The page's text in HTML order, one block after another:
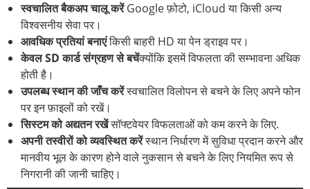
स्वचालित बैकअप चालू करेंGoogle फ़ोटो, iCloud या किसी अन्य
विश्वसनीय सेवा पर।
आवधिक प्रतियां बनाएंकिसी बाहरी HD या पेन ड्राइव पर।
केवल SD कार्ड संग्रहण से बचेंक्योंकि इसमें विफलता की सम्भावना अधिक
होती है।
उपलब्ध स्थान की जाँच करेंस्वचालित विलोपन से बचने के लिए अपने फोन
पर इन फ़ाइलों को रखें।
सिस्टम को अद्यतन रखेंसॉफ्टवेयर विफलताओं को कम करने के लिए.
अपनी तस्वीरों को व्यवस्थित करेंस्थान निर्धारण में सुविधा प्रदान करने और
मानवीय भूल के कारण होने वाले नुकसान से बचने के लिए नियमित रूप से
निगरानी की जानी चाहिए।